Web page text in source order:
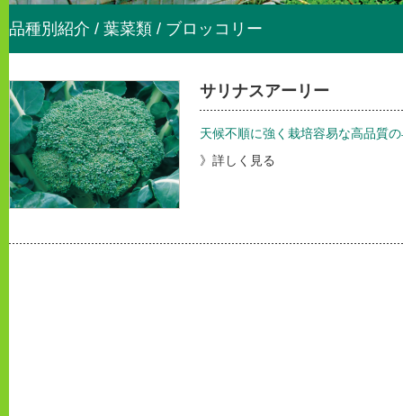
品種別紹介 / 葉菜類 / ブロッコリー
サリナスアーリー
天候不順に強く栽培容易な高品質
》詳しく見る